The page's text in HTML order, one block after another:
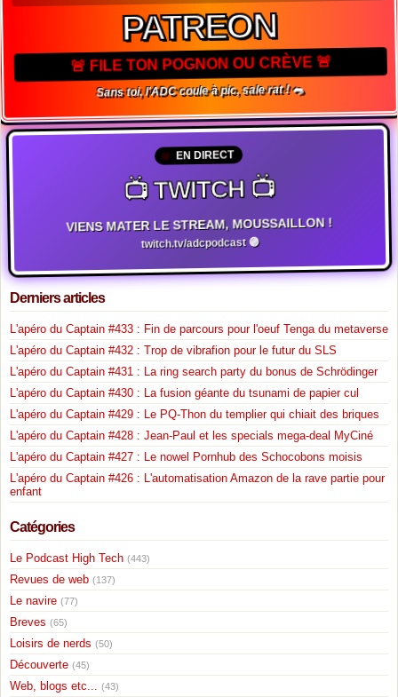
PATREON
🚨 FILE TON POGNON OU CRÈVE 🚨
Sans toi, l'ADC coule à pic, sale rat ! 🐀
EN DIRECT
📺 TWITCH 📺
VIENS MATER LE STREAM, MOUSSAILLON !
twitch.tv/adcpodcast 🟣
Derniers articles
L'apéro du Captain #433 : Fin de parcours pour l'oeuf Tenga du metaverse
L'apéro du Captain #432 : Trop de vibrafion pour le futur du SLS
L'apéro du Captain #431 : La ring search party du bonus de Schrödinger
L'apéro du Captain #430 : La fusion géante du tsunami de papier cul
L'apéro du Captain #429 : Le PQ-Thon du templier qui chiait des briques
L'apéro du Captain #428 : Jean-Paul et les specials mega-deal MyCiné
L'apéro du Captain #427 : Le nowel Pornhub des Schocobons moisis
L'apéro du Captain #426 : L'automatisation Amazon de la rave partie pour
enfant
Catégories
Le Podcast High Tech (443)
Revues de web (137)
Le navire (77)
Breves (65)
Loisirs de nerds (50)
Découverte (45)
Web, blogs etc... (43)